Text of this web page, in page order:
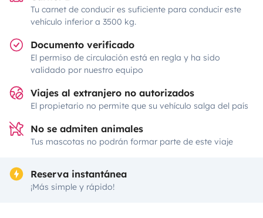
Tu carnet de conducir es suficiente para conducir este
vehículo inferior a 3500 kg.
Documento verificado
El permiso de circulación está en regla y ha sido
validado por nuestro equipo
Viajes al extranjero no autorizados
El propietario no permite que su vehículo salga del país
No se admiten animales
Tus mascotas no podrán formar parte de este viaje
Reserva instantánea
¡Más simple y rápido!